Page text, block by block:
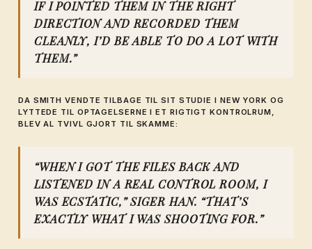
IF I POINTED THEM IN THE RIGHT
DIRECTION AND RECORDED THEM
CLEANLY, I’D BE ABLE TO DO A LOT WITH
THEM.”
DA SMITH VENDTE TILBAGE TIL SIT STUDIE I NEW YORK OG
LYTTEDE TIL OPTAGELSERNE I ET RIGTIGT KONTROLRUM,
BLEV AL TVIVL GJORT TIL SKAMME:
“WHEN I GOT THE FILES BACK AND
LISTENED IN A REAL CONTROL ROOM, I
WAS ECSTATIC,” SIGER HAN. “THAT’S
EXACTLY WHAT I WAS SHOOTING FOR.”